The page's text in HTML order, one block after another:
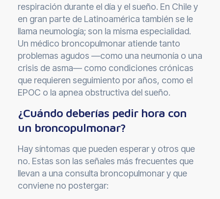
respiración durante el día y el sueño. En Chile y
en gran parte de Latinoamérica también se le
llama neumología; son la misma especialidad.
Un médico broncopulmonar atiende tanto
problemas agudos —como una neumonía o una
crisis de asma— como condiciones crónicas
que requieren seguimiento por años, como el
EPOC o la apnea obstructiva del sueño.
¿Cuándo deberías pedir hora con
un broncopulmonar?
Hay síntomas que pueden esperar y otros que
no. Estas son las señales más frecuentes que
llevan a una consulta broncopulmonar y que
conviene no postergar: